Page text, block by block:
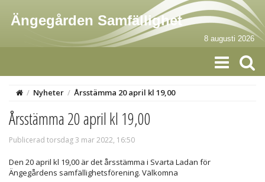
Ängegården Samfällighet
8 augusti 2026
/ Nyheter / Årsstämma 20 april kl 19,00
Årsstämma 20 april kl 19,00
Publicerad torsdag 3 mar 2022, 16:50
Den 20 april kl 19,00 är det årsstämma i Svarta Ladan för
Ängegårdens samfällighetsförening. Välkomna